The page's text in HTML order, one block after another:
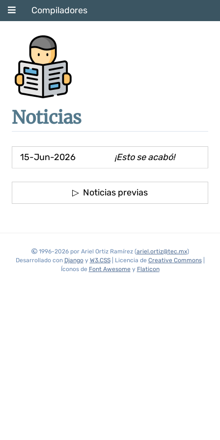
Compiladores
Noticias
15-Jun-2026 ¡Esto se acabó!
▷ Noticias previas
1996-2026 por Ariel Ortiz Ramírez (ariel.ortiz@tec.mx)
Desarrollado con Djangoy W3.CSS| Licencia de Creative Commons|
Íconos de Font Awesomey Flaticon